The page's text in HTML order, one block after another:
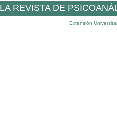
LA REVISTA DE
Extensión